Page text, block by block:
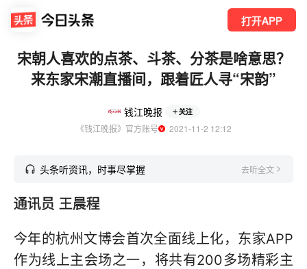
打开APP
宋朝人喜欢的点茶、斗茶、分茶是啥意思？
来东家宋潮直播间，跟着匠人寻“宋韵”
钱江晚报 关注
《钱江晚报》官方账号
  2021-11-2 12:12
头条听资讯，时事尽掌握 去听全文
通讯员 王晨程
今年的杭州文博会首次全面线上化，东家APP
作为线上主会场之一，将共有200多场精彩主